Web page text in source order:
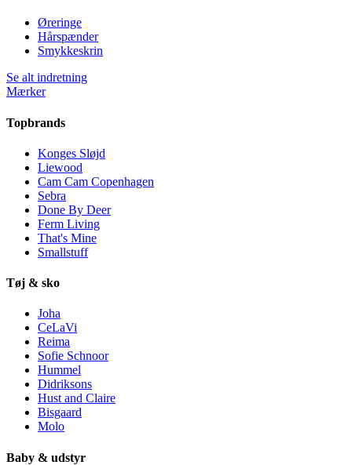
Øreringe
Hårspænder
Smykkeskrin
Se alt indretning
Mærker
Topbrands
Konges Sløjd
Liewood
Cam Cam Copenhagen
Sebra
Done By Deer
Ferm Living
That's Mine
Smallstuff
Tøj & sko
Joha
CeLaVi
Reima
Sofie Schnoor
Hummel
Didriksons
Hust and Claire
Bisgaard
Molo
Baby & udstyr